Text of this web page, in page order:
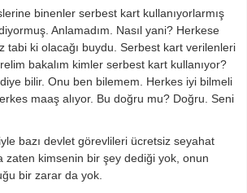
binenler serbest kart kullanıyorlarmış
Anlamadım. Nasıl yani? Herkese
tabi ki olacağı buydu. Serbest kart verilenleri
bakalım kimler serbest kart kullanıyor?
bilir. Onu ben bilemem. Herkes iyi bilmeli
maaş alıyor. Bu doğru mu? Doğru. Seni
bazı devlet görevlileri ücretsiz seyahat
zaten kimsenin bir şey dediği yok, onun
bir zarar da yok.